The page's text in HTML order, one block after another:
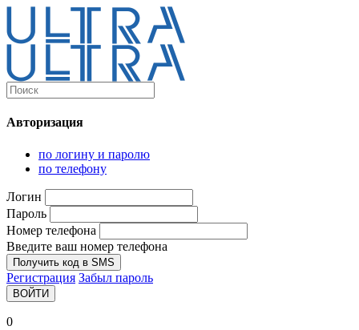
Каталог
Компьютеры и комплектующие
Персональные компьютеры
Моноблоки
Мониторы
Комплектующие
Авторизация
по логину и паролю
по телефону
Логин
Пароль
Номер телефона
Введите ваш номер телефона
Получить код в SMS
Регистрация Забыл пароль
ВОЙТИ
0